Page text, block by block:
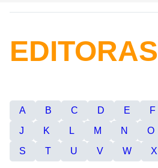
EDITORAS
A B C D E F
J
K L M N O
S
T U V W X